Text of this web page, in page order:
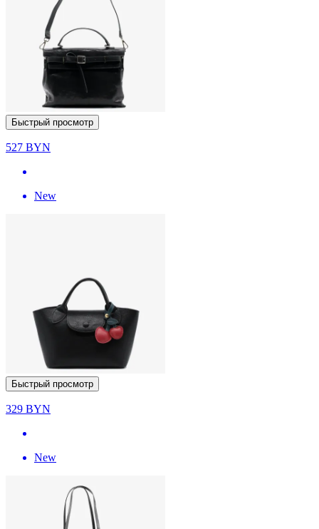
Быстрый просмотр
527 BYN
New
Быстрый просмотр
329 BYN
New